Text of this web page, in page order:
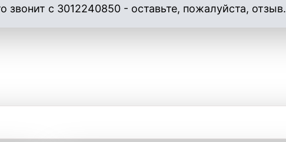
звонит с 3012240850 - оставьте, пожалуйста, отзыв.